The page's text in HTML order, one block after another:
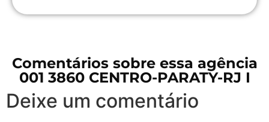
Comentários sobre essa agência
001 3860 CENTRO-PARATY-RJ I
Deixe um comentário